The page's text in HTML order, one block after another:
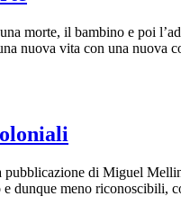
morte, il bambino e poi
nuova vita con una nuova
di Miguel
dunque meno riconoscibili,